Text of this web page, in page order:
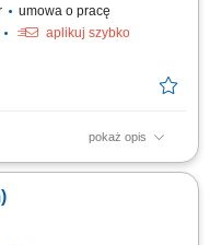
umowa o pracę
aplikuj szybko
pokaż opis
strategii
w do potrzeb klientów;
i planowanie aktywności